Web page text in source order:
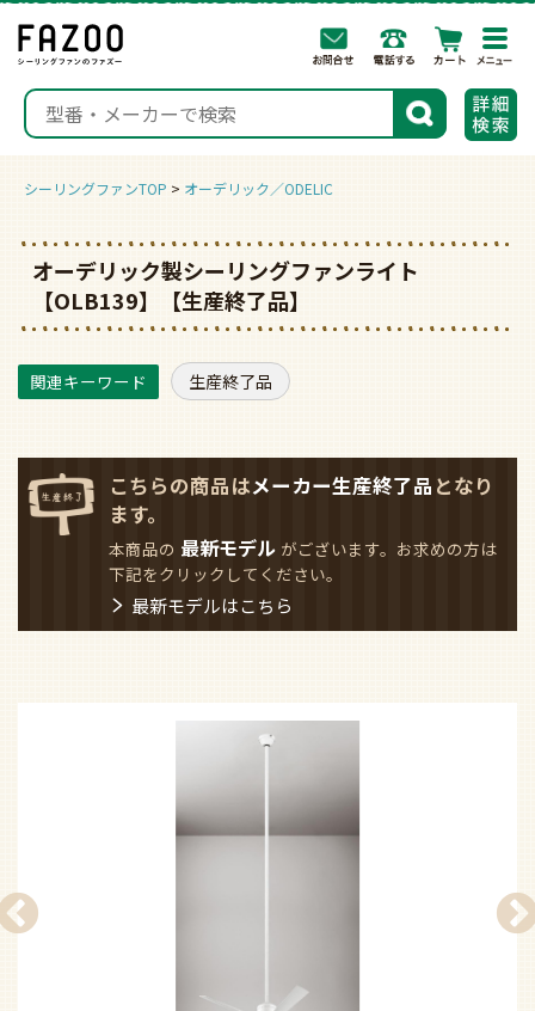
検索
シーリングファンTOP オーデリック／ODELIC
オーデリック製シーリングファンライト
【OLB139】【生産終了品】
生産終了品
こちらの商品はメーカー生産終了品 となり
ます。
本商品の 最新モデル がございます。お求めの方は
下記をクリックしてください。
最新モデルはこちら